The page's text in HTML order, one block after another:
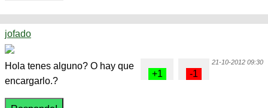
jofado
21-10-2012 09:30
Hola tenes alguno? O hay que
encargarlo.?